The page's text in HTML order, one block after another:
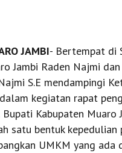
JAMBI- Bertempat di
Jambi Raden Najmi
S.E mendampingi
kegiatan rapat
Kabupaten Muaro
satu bentuk
UMKM yang